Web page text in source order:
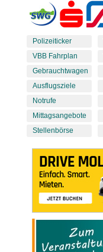
Polizeiticker
VBB Fahrplan
Gebrauchtwagen
Ausflugsziele
Notrufe
Mittagsangebote
Stellenbörse